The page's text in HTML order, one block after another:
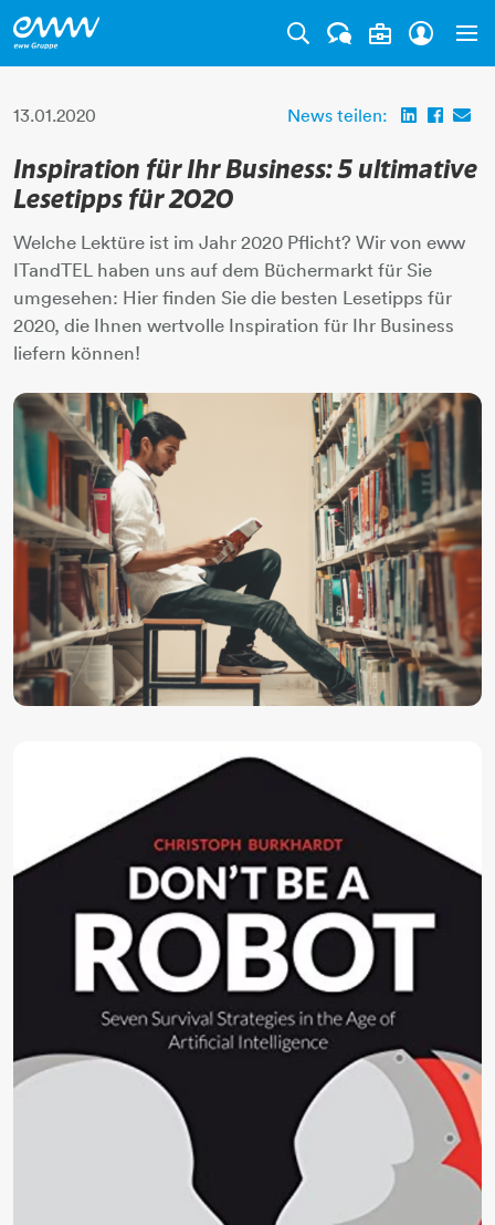
13.01.2020 News teilen:
Inspiration für Ihr Business: 5 ultimative
Lesetipps für 2020
Welche Lektüre ist im Jahr 2020 Pflicht? Wir von eww
ITandTEL haben uns auf dem Büchermarkt für Sie
umgesehen: Hier finden Sie die besten Lesetipps für
2020, die Ihnen wertvolle Inspiration für Ihr Business
liefern können!